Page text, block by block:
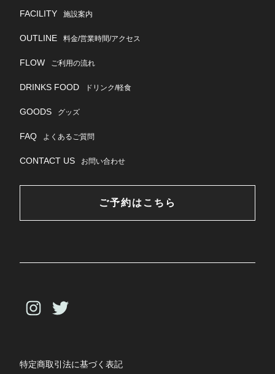
FACILITY 施設案内
OUTLINE 料金/営業時間/アクセス
FLOW ご利用の流れ
DRINKS FOOD ドリンク/軽食
GOODS グッズ
FAQ よくあるご質問
CONTACT US お問い合わせ
ご予約はこちら
特定商取引法に基づく表記